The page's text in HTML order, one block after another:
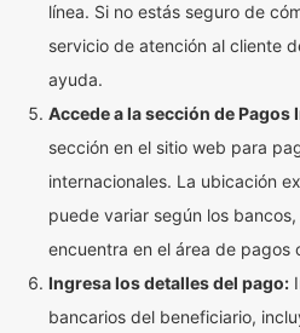
línea. Si no estás seguro de
servicio de atención al cliente
ayuda.
Accede a la sección de
sección en el sitio web para
internacionales. La ubicación
puede variar según los
encuentra en el área de pagos
Ingresa los detalles del pago:
bancarios del beneficiario,